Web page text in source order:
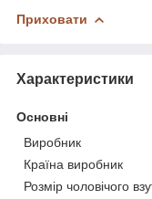
Приховати
Характеристики
Основні
Виробник
Країна виробник
Розмір чоловічого